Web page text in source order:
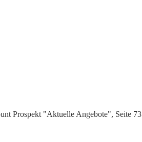
Prospekt "Aktuelle Angebote", Seite 73